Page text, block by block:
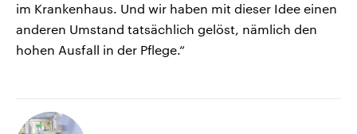
im Krankenhaus. Und wir haben mit dieser Idee einen
anderen Umstand tatsächlich gelöst, nämlich den
hohen Ausfall in der Pflege.“